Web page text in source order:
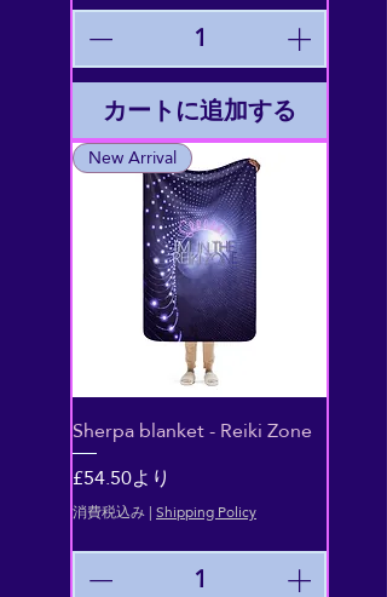
カートに追加する
New Arrival
Sherpa blanket - Reiki Zone
£54.50より
セール価格
消費税込み|Shipping Policy